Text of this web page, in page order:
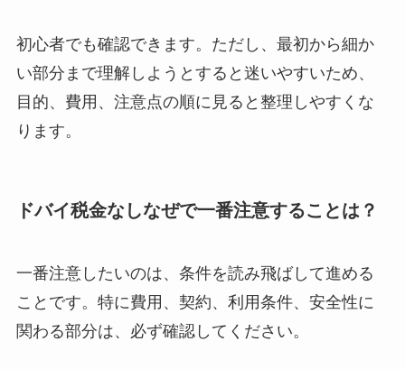
初心者でも確認できます。ただし、最初から細か
い部分まで理解しようとすると迷いやすいため、
目的、費用、注意点の順に見ると整理しやすくな
ります。
ドバイ税金なしなぜで一番注意することは？
一番注意したいのは、条件を読み飛ばして進める
ことです。特に費用、契約、利用条件、安全性に
関わる部分は、必ず確認してください。